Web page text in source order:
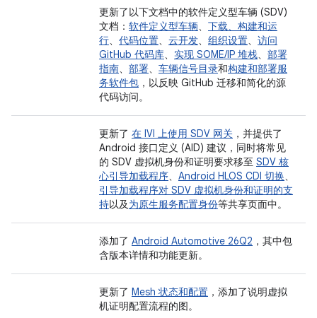
更新了以下文档中的软件定义型车辆 (SDV)
文档： 软件定义型车辆、 下载、构建和运
行、 代码位置、 云开发、 组织设置、 访问
GitHub 代码库、 实现 SOME/IP 堆栈、 部署
指南、 部署、 车辆信号目录和构建和部署服
务软件包 ，以反映 GitHub 迁移和简化的源
代码访问。
更新了 在 IVI 上使用 SDV 网关 ，并提供了
Android 接口定义 (AID) 建议，同时将常见
的 SDV 虚拟机身份和证明要求移至 SDV 核
心引导加载程序、 Android HLOS CDI 切换、
引导加载程序对 SDV 虚拟机身份和证明的支
持以及为原生服务配置身份等共享页面中。
添加了 Android Automotive 26Q2 ，其中包
含版本详情和功能更新。
更新了 Mesh 状态和配置 ，添加了说明虚拟
机证明配置流程的图。